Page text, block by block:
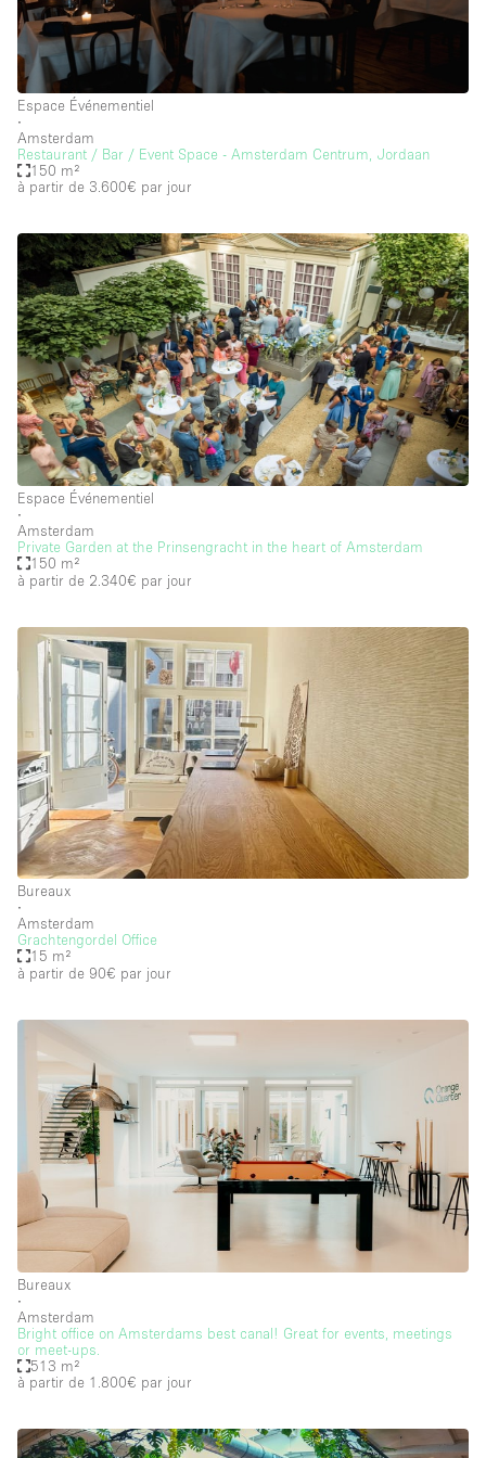
Espace Événementiel
∙
Amsterdam
Restaurant / Bar / Event Space - Amsterdam Centrum, Jordaan
150 m²
à partir de 3.600€ par jour
Espace Événementiel
∙
Amsterdam
Private Garden at the Prinsengracht in the heart of Amsterdam
150 m²
à partir de 2.340€ par jour
Bureaux
∙
Amsterdam
Grachtengordel Office
15 m²
à partir de 90€ par jour
Bureaux
∙
Amsterdam
Bright office on Amsterdams best canal! Great for events, meetings
or meet-ups.
513 m²
à partir de 1.800€ par jour